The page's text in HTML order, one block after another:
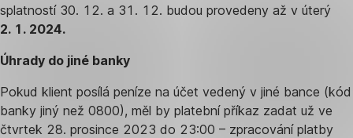
splatností 30. 12. a 31. 12. budou provedeny až v úterý
2. 1. 2024.
Úhrady do jiné banky
Pokud klient posílá peníze na účet vedený v jiné bance (kód
banky jiný než 0800), měl by platební příkaz zadat už ve
čtvrtek 28. prosince 2023 do 23:00 – zpracování platby